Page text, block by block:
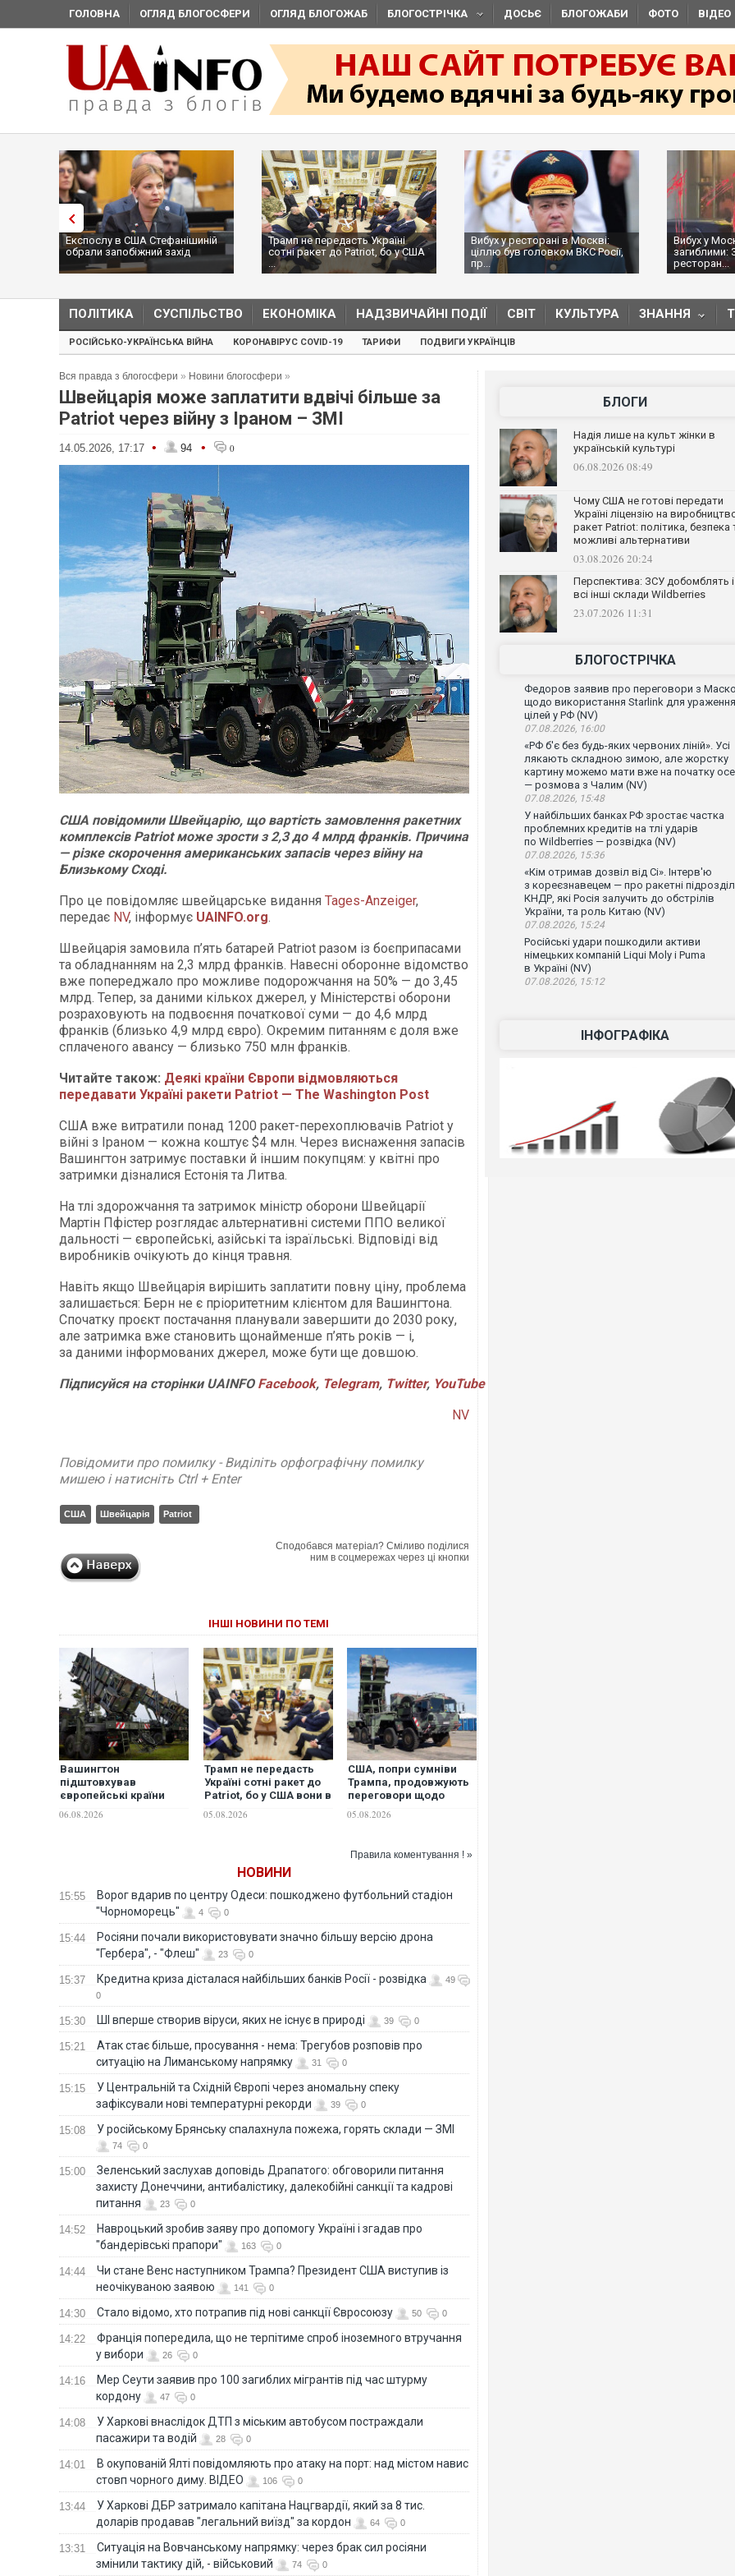
ГОЛОВНА ОГЛЯД БЛОГОСФЕРИ ОГЛЯД БЛОГОЖАБ БЛОГОСТРІЧКА ДОСЬЄ БЛОГОЖАБИ ФОТО ВІДЕО
Експослу в США Стефанішиній
обрали запобіжний захід
Трамп не передасть Україні
сотні ракет до Patriot, бо у США
...
Вибух у ресторані в Москві:
ціллю був головком ВКС Росії,
пр...
Вибух у
загиблими:
ресторан...
ПОЛІТИКА СУСПІЛЬСТВО ЕКОНОМІКА НАДЗВИЧАЙНІ ПОДІЇ СВІТ КУЛЬТУРА ЗНАННЯ
РОСІЙСЬКО-УКРАЇНСЬКА ВІЙНА КОРОНАВІРУС COVID-19 ТАРИФИ ПОДВИГИ УКРАЇНЦІВ
Вся правда з блогосфери » Новини блогосфери »
Швейцарія може заплатити вдвічі більше за
Patriot через війну з Іраном – ЗМІ
14.05.2026, 17:17 • 94 • 0
США повідомили Швейцарію, що вартість замовлення ракетних
комплексів Patriot може зрости з 2,3 до 4 млрд франків. Причина
— різке скорочення американських запасів через війну на
Близькому Сході.
Про це повідомляє швейцарське видання Tages-Anzeiger,
передає NV, інформує UAINFO.org.
Швейцарія замовила п’ять батарей Patriot разом із боєприпасами
та обладнанням на 2,3 млрд франків. Навесні оборонне відомство
вже попереджало про можливе подорожчання на 50% — до 3,45
млрд. Тепер, за даними кількох джерел, у Міністерстві оборони
розраховують на подвоєння початкової суми — до 4,6 млрд
франків (близько 4,9 млрд євро). Окремим питанням є доля вже
сплаченого авансу — близько 750 млн франків.
Читайте також: Деякі країни Європи відмовляються
передавати Україні ракети Patriot — The Washington Post
США вже витратили понад 1200 ракет-перехоплювачів Patriot у
війні з Іраном — кожна коштує $4 млн. Через виснаження запасів
Вашингтон затримує поставки й іншим покупцям: у квітні про
затримки дізналися Естонія та Литва.
На тлі здорожчання та затримок міністр оборони Швейцарії
Мартін Пфістер розглядає альтернативні системи ППО великої
дальності — європейські, азійські та ізраїльські. Відповіді від
виробників очікують до кінця травня.
Навіть якщо Швейцарія вирішить заплатити повну ціну, проблема
залишається: Берн не є пріоритетним клієнтом для Вашингтона.
Спочатку проєкт постачання планували завершити до 2030 року,
але затримка вже становить щонайменше п’ять років — і,
за даними інформованих джерел, може бути ще довшою.
ПідписуйсянасторінкиUAINFO Facebook, Telegram, Twitter, YouTube
NV
Повідомити про помилку - Виділіть орфографічну помилку
мишею і натисніть Ctrl + Enter
США Швейцарія Patriot
Сподобався матеріал? Сміливо поділися
ним в соцмережах через ці кнопки
ІНШІ НОВИНИ ПО ТЕМІ
Вашингтон
підштовхував
європейські країни
до Patriot, але деякі
06.08.2026
Трамп не передасть
Україні сотні ракет до
Patriot, бо у США вони в
05.08.2026
США, попри сумніви
Трампа, продовжують
переговори щодо
перехоплювачів для
05.08.2026
Правила коментування ! »
НОВИНИ
15:55
Ворог вдарив по центру Одеси: пошкоджено футбольний стадіон
"Чорноморець"
4 0
15:44
Росіяни почали використовувати значно більшу версію дрона
"Гербера", - "Флеш"
23 0
15:37 Кредитна криза дісталася найбільших банків Росії - розвідка
49
0
15:30 ШІ вперше створив віруси, яких не існує в природі 39 0
15:21
Атак стає більше, просування - нема: Трегубов розповів про
ситуацію на Лиманському напрямку
31 0
15:15
У Центральній та Східній Європі через аномальну спеку
зафіксували нові температурні рекорди
39 0
15:08 У російському Брянську спалахнула пожежа, горять склади — ЗМІ
74 0
15:00
Зеленський заслухав доповідь Драпатого: обговорили питання
захисту Донеччини, антибалістику, далекобійні санкції та кадрові
питання
23 0
14:52
Навроцький зробив заяву про допомогу Україні і згадав про
"бандерівські прапори"
163 0
14:44
Чи стане Венс наступником Трампа? Президент США виступив із
неочікуваною заявою
141 0
14:30 Стало відомо, хто потрапив під нові санкції Євросоюзу 50 0
14:22
Франція попередила, що не терпітиме спроб іноземного втручання
у вибори
26 0
14:16
Мер Сеути заявив про 100 загиблих мігрантів під час штурму
кордону
47 0
14:08
У Харкові внаслідок ДТП з міським автобусом постраждали
пасажири та водій
28 0
14:01
В окупованій Ялті повідомляють про атаку на порт: над містом навис
стовп чорного диму. ВІДЕО
106 0
13:44
У Харкові ДБР затримало капітана Нацгвардії, який за 8 тис.
доларів продавав "легальний виїзд" за кордон
64 0
13:31
Ситуація на Вовчанському напрямку: через брак сил росіяни
змінили тактику дій, - військовий
74 0
БЛОГИ
Надія лише на культ жінки в
українській культурі
06.08.2026 08:49
Чому США не готові передати
Україні ліцензію на
ракет Patriot: політика, безпека
можливі альтернативи
03.08.2026 20:24
Перспектива: ЗСУ добомблять і
всі інші склади Wildberries
23.07.2026 11:31
БЛОГОСТРІЧКА
Федоров заявив про переговори з
щодо використання Starlink для ураження
цілей у РФ (NV)
07.08.2026, 16:00
«РФ б'є без будь-яких червоних ліній». Усі
лякають складною зимою, але жорстку
картину можемо мати вже на початку
— розмова з Чалим (NV)
07.08.2026, 15:48
У найбільших банках РФ зростає частка
проблемних кредитів на тлі ударів
по Wildberries — розвідка (NV)
07.08.2026, 15:36
«Кім отримав дозвіл від Сі». Інтерв'ю
з кореєзнавецем — про ракетні
КНДР, які Росія залучить до обстрілів
України, та роль Китаю (NV)
07.08.2026, 15:24
Російські удари пошкодили активи
німецьких компаній Liqui Moly і Puma
в Україні (NV)
07.08.2026, 15:12
ІНФОГРАФІКА